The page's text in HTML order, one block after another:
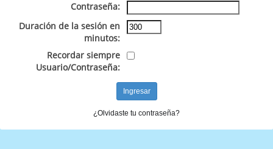
Contraseña:
Duración de la sesión en
minutos:
Recordar siempre
Usuario/Contraseña:
¿Olvidaste tu contraseña?